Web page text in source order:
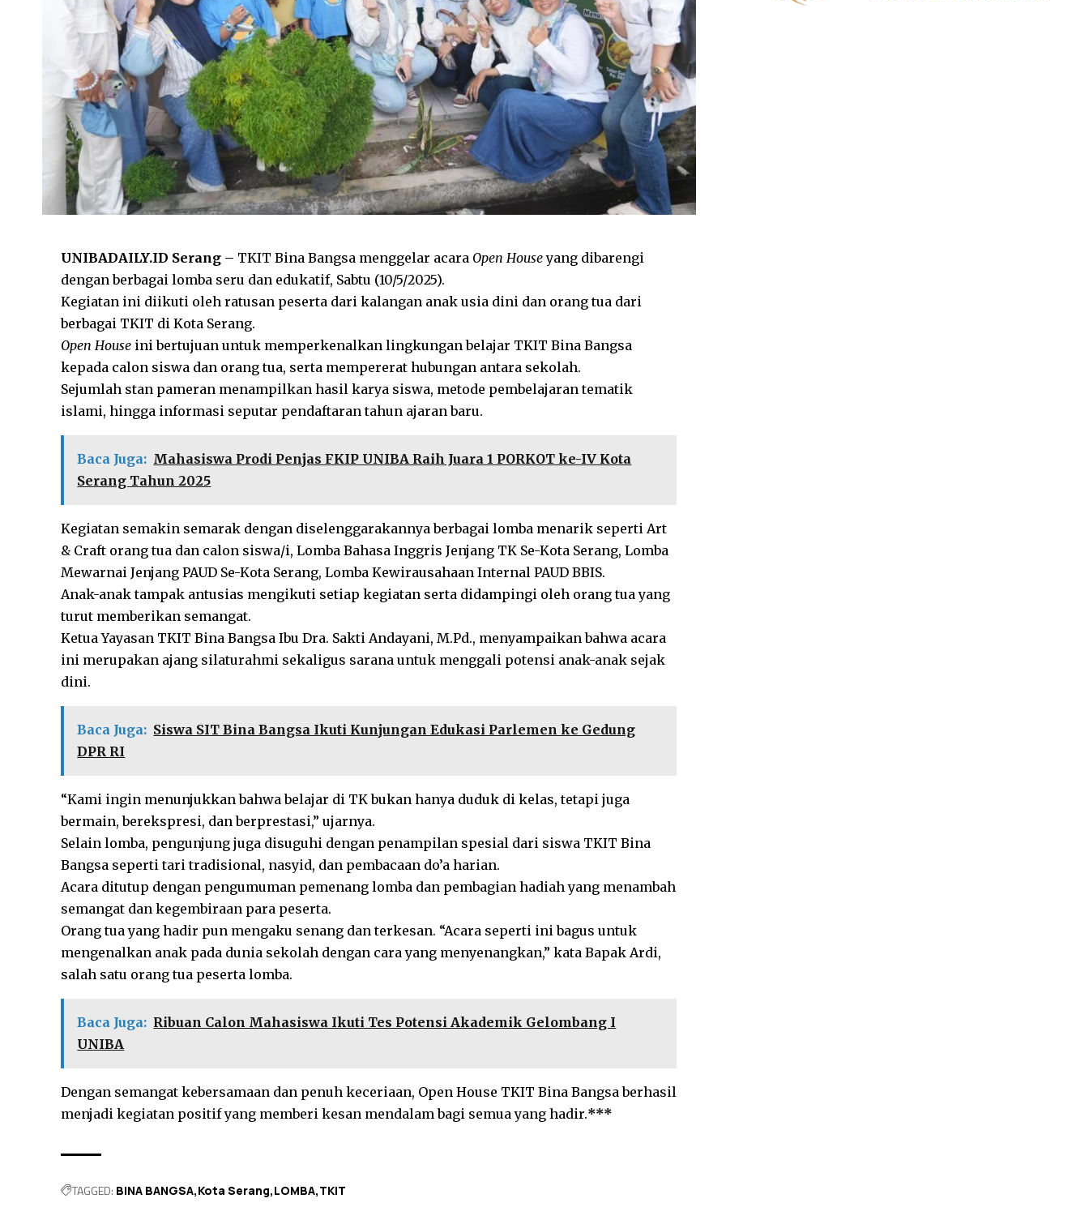
UNIBADAILY.ID Serang – TKIT Bina Bangsa menggelar acara Open Houseyang dibarengi
dengan berbagai lomba seru dan edukatif, Sabtu (10/5/2025).
Kegiatan ini diikuti oleh ratusan peserta dari kalangan anak usia dini dan orang tua dari
berbagai TKIT di Kota Serang.
Open House ini bertujuan untuk memperkenalkan lingkungan belajar TKIT Bina Bangsa
kepada calon siswa dan orang tua, serta mempererat hubungan antara sekolah.
Sejumlah stan pameran menampilkan hasil karya siswa, metode pembelajaran tematik
islami, hingga informasi seputar pendaftaran tahun ajaran baru.
Baca Juga: Mahasiswa Prodi Penjas FKIP UNIBA Raih Juara 1 PORKOT ke-IV Kota
Serang Tahun 2025
Kegiatan semakin semarak dengan diselenggarakannya berbagai lomba menarik seperti Art
& Craft orang tua dan calon siswa/i, Lomba Bahasa Inggris Jenjang TK Se-Kota Serang, Lomba
Mewarnai Jenjang PAUD Se-Kota Serang, Lomba Kewirausahaan Internal PAUD BBIS.
Anak-anak tampak antusias mengikuti setiap kegiatan serta didampingi oleh orang tua yang
turut memberikan semangat.
Ketua Yayasan TKIT Bina Bangsa Ibu Dra. Sakti Andayani, M.Pd., menyampaikan bahwa acara
ini merupakan ajang silaturahmi sekaligus sarana untuk menggali potensi anak-anak sejak
dini.
Baca Juga: Siswa SIT Bina Bangsa Ikuti Kunjungan Edukasi Parlemen ke Gedung
DPR RI
“Kami ingin menunjukkan bahwa belajar di TK bukan hanya duduk di kelas, tetapi juga
bermain, berekspresi, dan berprestasi,” ujarnya.
Selain lomba, pengunjung juga disuguhi dengan penampilan spesial dari siswa TKIT Bina
Bangsa seperti tari tradisional, nasyid, dan pembacaan do’a harian.
Acara ditutup dengan pengumuman pemenang lomba dan pembagian hadiah yang menambah
semangat dan kegembiraan para peserta.
Orang tua yang hadir pun mengaku senang dan terkesan. “Acara seperti ini bagus untuk
mengenalkan anak pada dunia sekolah dengan cara yang menyenangkan,” kata Bapak Ardi,
salah satu orang tua peserta lomba.
Baca Juga: Ribuan Calon Mahasiswa Ikuti Tes Potensi Akademik Gelombang I
UNIBA
Dengan semangat kebersamaan dan penuh keceriaan, Open House TKIT Bina Bangsa berhasil
menjadi kegiatan positif yang memberi kesan mendalam bagi semua yang hadir.***
TAGGED: BINA BANGSA Kota Serang LOMBA TKIT